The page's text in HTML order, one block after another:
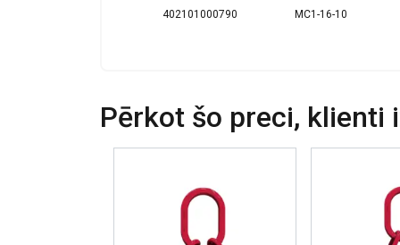
402101000790 MC1-16-10
Pērkot šo preci, klienti